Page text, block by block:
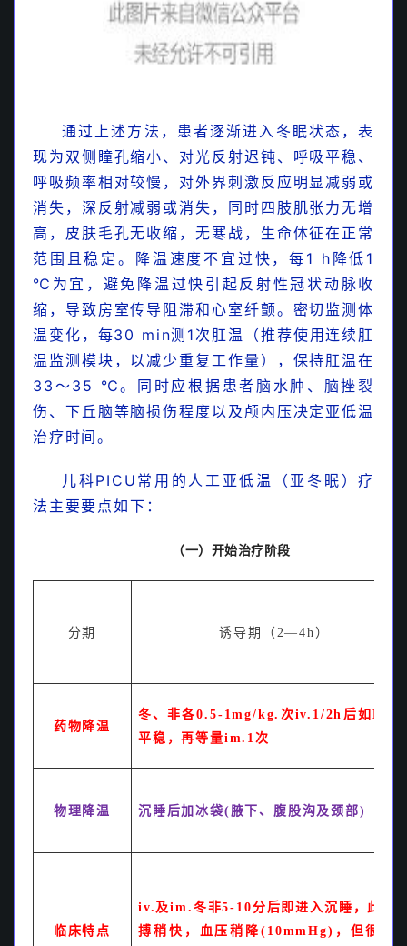
最新儿科输血适应症、剂量及速度以及注意事项的
专家共识
【独家权威指南】图文详解奥司他韦在儿科的临床
儿童纵膈增宽鉴别诊断指南
通过上述方法，患者逐渐进入冬眠状态，表
现为双侧瞳孔缩小、对光反射迟钝、呼吸平稳、
呼吸频率相对较慢，对外界刺激反应明显减弱或
消失，深反射减弱或消失，同时四肢肌张力无增
高，皮肤毛孔无收缩，无寒战，生命体征在正常
范围且稳定。降温速度不宜过快，每1 h降低1
℃为宜，避免降温过快引起反射性冠状动脉收
缩，导致房室传导阻滞和心室纤颤。密切监测体
温变化，每30 min测1次肛温（推荐使用连续肛
温监测模块，以减少重复工作量），保持肛温在
33～35 ℃。同时应根据患者脑水肿、脑挫裂
伤、下丘脑等脑损伤程度以及颅内压决定亚低温
治疗时间。
儿科PICU常用的人工亚低温（亚冬眠）疗
法主要要点如下：
（一）开始治疗阶段
分期 诱导期（2—4h）
药物降温
冬、非各0.5-1mg/kg.次iv.1/2h后如
平稳，再等量im.1次
物理降温 沉睡后加冰袋(腋下、腹股沟及颈部)
临床特点
iv. 及im.冬非5-10分后即进入沉睡，此时
搏稍快，血压稍降(10mmHg)，但很快